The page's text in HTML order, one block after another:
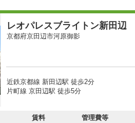
レオパレスブライトン新田辺
京都府京田辺市河原御影
近鉄京都線 新田辺駅 徒歩2分
片町線 京田辺駅 徒歩5分
賃料 管理費等